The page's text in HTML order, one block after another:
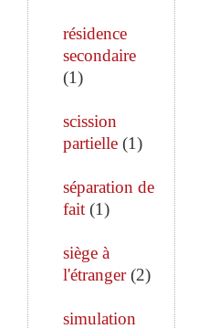
résidence
secondaire
(1)
scission
partielle (1)
séparation de
fait (1)
siège à
l'étranger(2)
simulation